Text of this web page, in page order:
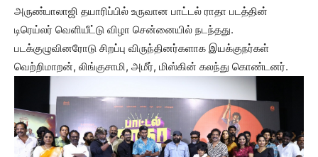
அருண்பாலாஜி தயாரிப்பில் உருவான பாட்டல் ராதா படத்தின்
டிரெய்லர் வெளியீட்டு விழா சென்னையில் நடந்தது.
படக்குழுவினரோடு சிறப்பு விருந்தினர்களாக இயக்குநர்கள்
வெற்றிமாறன், லிங்குசாமி, அமீர், மிஸ்கின் கலந்து கொண்டனர்.